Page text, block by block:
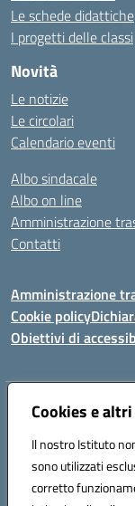
Cookies e
Il nostro Istituto
sono utilizzati
corretto
Le schede didattiche
I progetti delle classi
Novità
Le notizie
Le circolari
Calendario eventi
Albo sindacale
Albo on line
Amministrazione
Contatti
Amministrazione
Cookie policy
Obiettivi di
Indirizzo:Via Carducci
Posta elettronica
Codice fiscale:
Codice meccanografico: